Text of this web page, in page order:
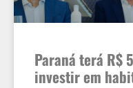
Paraná terá R$
investir em